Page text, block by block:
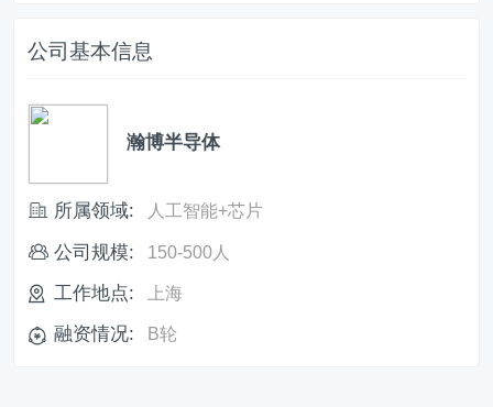
公司基本信息
瀚博半导体
所属领域: 人工智能+芯片
公司规模: 150-500人
工作地点: 上海
融资情况: B轮